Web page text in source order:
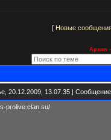
[ Новые
Архив -
20.12.2009, 13.07.35 |
prolive.clan.su/